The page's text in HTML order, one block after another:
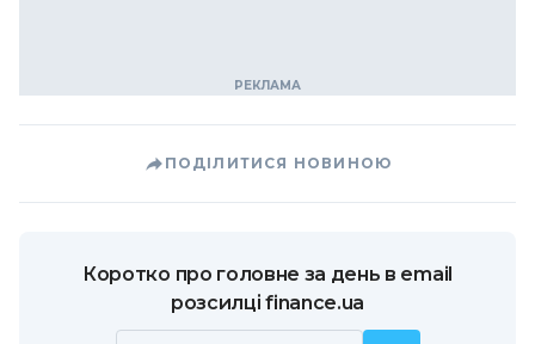
ПОДІЛИТИСЯ НОВИНОЮ
Коротко про головне за день в email
розсилці finance.ua